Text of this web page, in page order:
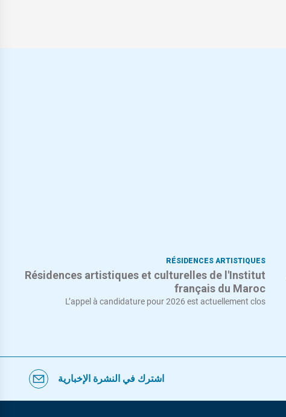
RÉSIDENCES ARTISTIQUES
Résidences artistiques et culturelles de l'Institut
français du Maroc
L’appel à candidature pour 2026 est actuellement clos
اشترك في النشرة الإخبارية